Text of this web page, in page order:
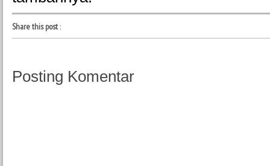
Share this post:
Posting Komentar